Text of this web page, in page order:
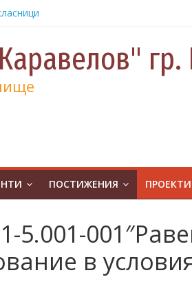
и 130
в ОУ
с
гр.
ПОСТИЖЕНИЯ ПРОЕКТИ
5.001-
в